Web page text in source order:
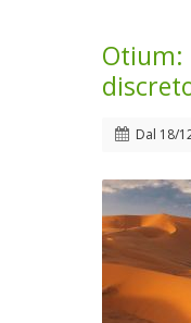
Otium:
Dal 18/